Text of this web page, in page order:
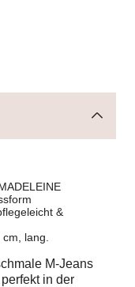
&
lang.
M-Jeans
in der